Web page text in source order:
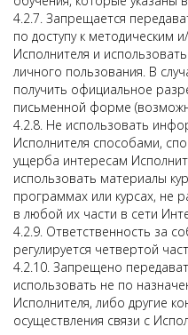
4.2.7. Запрещается
по доступу к методическим
Исполнителя и
личного пользования. В
получить официальное
письменной форме
4.2.8. Не использовать
Исполнителя способами,
ущерба интересам
использовать материалы
программах или курсах, не
в любой их части в сети
4.2.9. Ответственность за
регулируется четвертой
4.2.10. Запрещено
использовать не по
Исполнителя, либо другие
осуществления связи с